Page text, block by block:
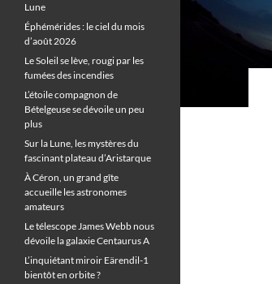
Lune
Éphémérides : le ciel du mois
d’août 2026
Le Soleil se lève, rougi par les
fumées des incendies
L’étoile compagnon de
Bételgeuse se dévoile un peu
plus
Sur la Lune, les mystères du
fascinant plateau d’Aristarque
À Céron, un grand gîte
accueille les astronomes
amateurs
Le télescope James Webb nous
dévoile la galaxie Centaurus A
L’inquiétant miroir Eärendil-1
bientôt en orbite ?